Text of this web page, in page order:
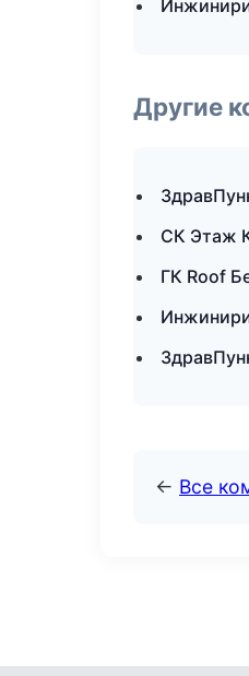
Другие
СК Этаж
ГК Roof
← Все